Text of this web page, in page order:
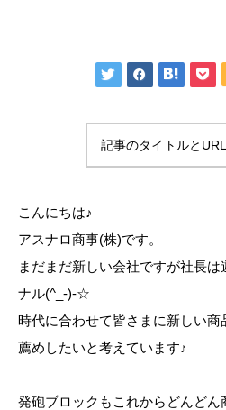
記事のタイトルと
こんにちは♪
アスナロ商事(株)です。
まだまだ新しい会社ですが社長
ナル(^_-)-☆
時代に合わせて皆さまに新しい
薦めしたいと考えています♪
発砲ブロックもこれからどんど